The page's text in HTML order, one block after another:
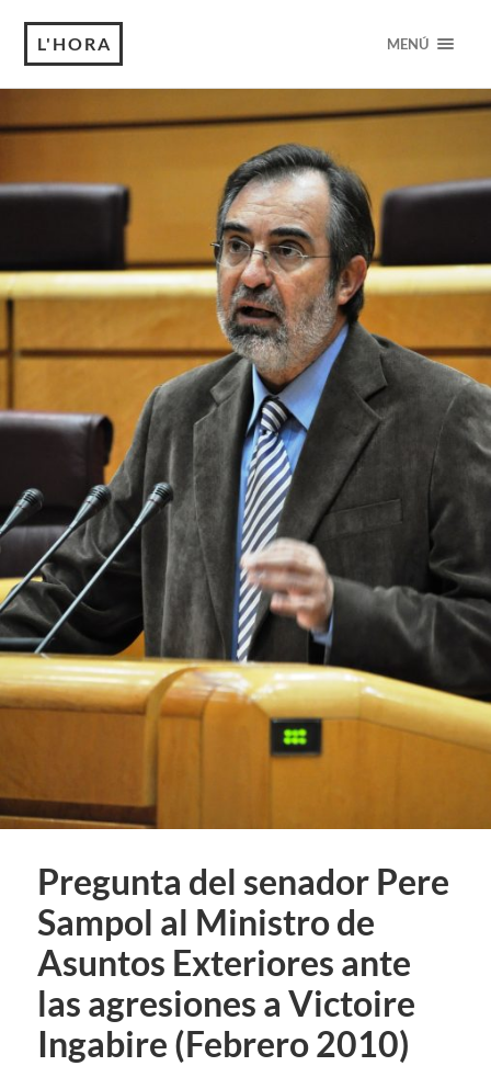
L'HORA MENÚ
Pregunta del senador Pere
Sampol al Ministro de
Asuntos Exteriores ante
las agresiones a Victoire
Ingabire (Febrero 2010)